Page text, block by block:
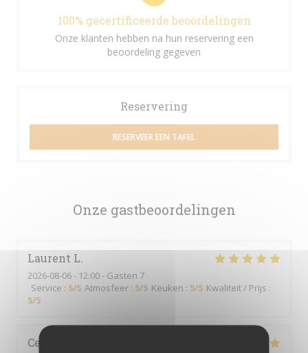
Onze gastbeoordelingen
Laurent L
2026-08-06- 12:00 - Gasten 7
Service : 5/5 Atmosfeer : 5/5 Keuken : 5/5 Kwaliteit / Prijs :
5/5
Celine
100% gecertificeerde beoordelingen
Onze klanten hebben na hun reservering een
beoordeling gegeven
Reservering
RESERVEER EEN TAFEL